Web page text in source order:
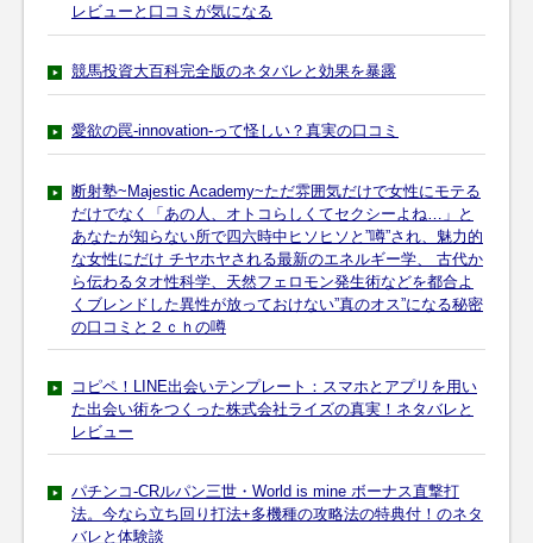
レビューと口コミが気になる
競馬投資大百科完全版のネタバレと効果を暴露
愛欲の罠-innovation-って怪しい？真実の口コミ
断射塾~Majestic Academy~ただ雰囲気だけで女性にモテる
だけでなく「あの人、オトコらしくてセクシーよね…」と
あなたが知らない所で四六時中ヒソヒソと”噂”され、魅力的
な女性にだけ チヤホヤされる最新のエネルギー学、 古代か
ら伝わるタオ性科学、天然フェロモン発生術などを都合よ
くブレンドした異性が放っておけない”真のオス”になる秘密
の口コミと２ｃｈの噂
コピペ！LINE出会いテンプレート：スマホとアプリを用い
た出会い術をつくった株式会社ライズの真実！ネタバレと
レビュー
パチンコ-CRルパン三世・World is mine ボーナス直撃打
法。今なら立ち回り打法+多機種の攻略法の特典付！のネタ
バレと体験談